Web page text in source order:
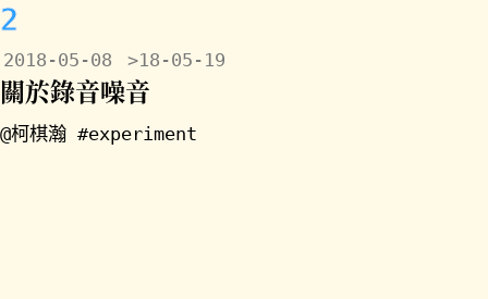
2
2018-05-08 >18-05-19
關於錄音噪音
@柯棋瀚 #experiment